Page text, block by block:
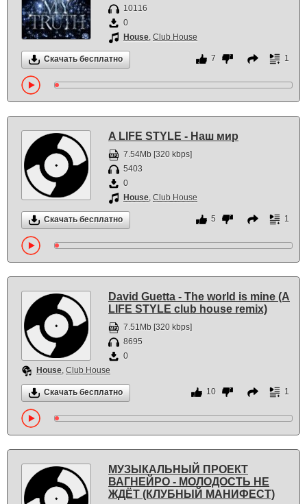
10116
0
House, Club House
Скачать бесплатно 7 1
A LIFE STYLE - Наш мир
7.54Mb [320 kbps]
5403
0
House, Club House
Скачать бесплатно 5 1
David Guetta - The world is mine (A
LIFE STYLE club house remix)
7.51Mb [320 kbps]
8695
0
House, Club House
Скачать бесплатно 10 1
МУЗЫКАЛЬНЫЙ ПРОЕКТ
ВАГНЕЙРО - МОЛОДОСТЬ НЕ
ЖДЁТ (КЛУБНЫЙ МАНИФЕСТ)